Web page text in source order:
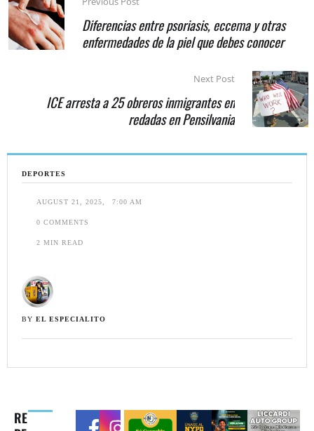
DEPORTES
AUGUST 21, 2025 7:00 AM
0 COMMENTS
2 MIN READ
BY EL ESPECIALITO
RE
Diferencias entre psoriasis, eccema y otras
enfermedades de la piel que debes conocer
Next Post
ICE arresta a 25 obreros inmigrantes en
redadas en Pensilvania